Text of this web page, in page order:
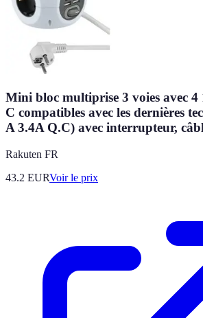
Mini bloc multiprise 3 voies avec 4
C compatibles avec les dernières
A 3.4A Q.C) avec interrupteur,
Rakuten FR
43.2 EURVoir le prix